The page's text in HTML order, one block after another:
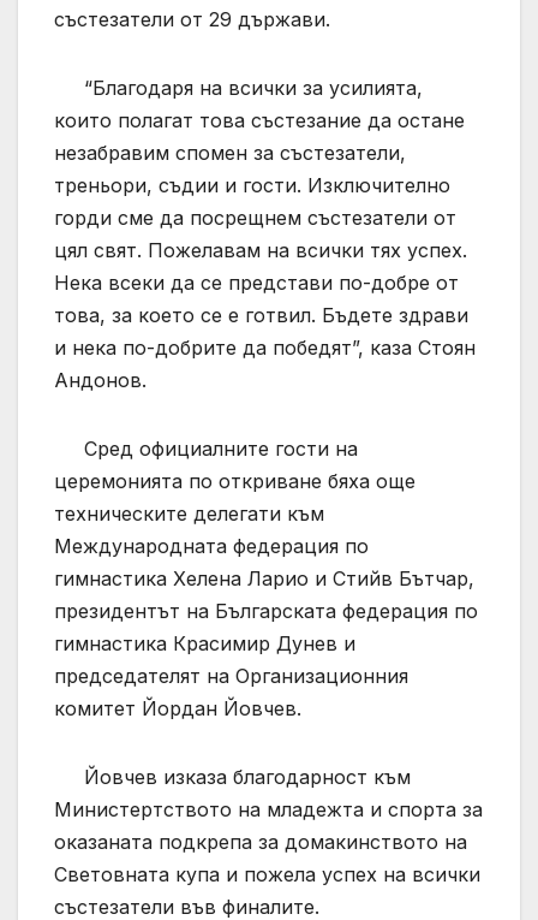
състезатели от 29 държави.
“Благодаря на всички за усилията,
които полагат това състезание да остане
незабравим спомен за състезатели,
треньори, съдии и гости. Изключително
горди сме да посрещнем състезатели от
цял свят. Пожелавам на всички тях успех.
Нека всеки да се представи по-добре от
това, за което се е готвил. Бъдете здрави
и нека по-добрите да победят”, каза Стоян
Андонов.
Сред официалните гости на
церемонията по откриване бяха още
техническите делегати към
Международната федерация по
гимнастика Хелена Ларио и Стийв Бътчар,
президентът на Българската федерация по
гимнастика Красимир Дунев и
председателят на Организационния
комитет Йордан Йовчев.
Йовчев изказа благодарност към
Министертството на младежта и спорта за
оказаната подкрепа за домакинството на
Световната купа и пожела успех на всички
състезатели във финалите.